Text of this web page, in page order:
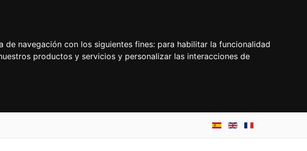
navegación con los siguientes fines: para habilitar la funcionalidad
productos y servicios y personalizar las interacciones de